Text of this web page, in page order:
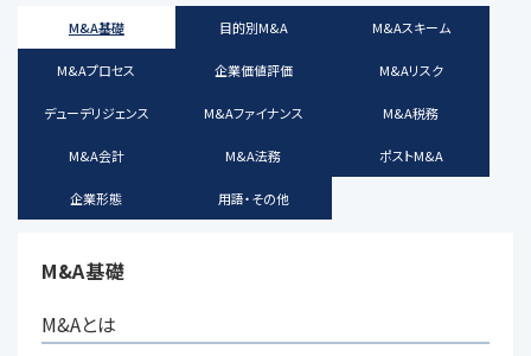
M&A基礎 目的別M&A M&Aスキーム
M&Aプロセス 企業価値評価 M&Aリスク
デューデリジェンス M&Aファイナンス M&A税務
M&A会計 M&A法務 ポストM&A
企業形態 用語・その他
M&A基礎
M&Aとは